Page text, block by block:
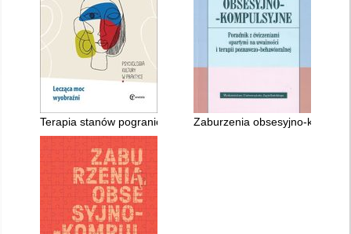
Terapia stanów pogranicza : lecząca moc wyobraźni
Zaburzenia obsesyjno-